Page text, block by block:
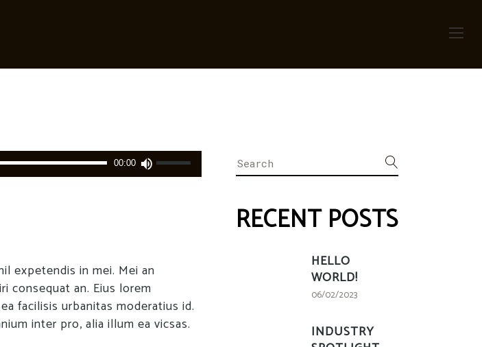
00:00
Pfeiltasten
Hoch/Runter
expetendis in mei. Mei an
consequat an. Eius lorem
facilisis urbanitas moderatius id.
inter pro, alia illum ea vicsas.
Search
for:
RECENT POSTS
HELLO
WORLD!
06/02/2023
INDUSTRY